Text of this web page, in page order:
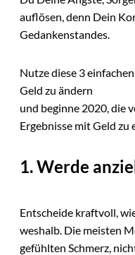
auflösen, denn Dein
Gedankenstandes.
Nutze diese 3
Geld zu ändern
und beginne 2020, die
Ergebnisse mit Geld zu
1. Werde
Entscheide kraftvoll,
weshalb. Die meisten
gefühlten Schmerz,